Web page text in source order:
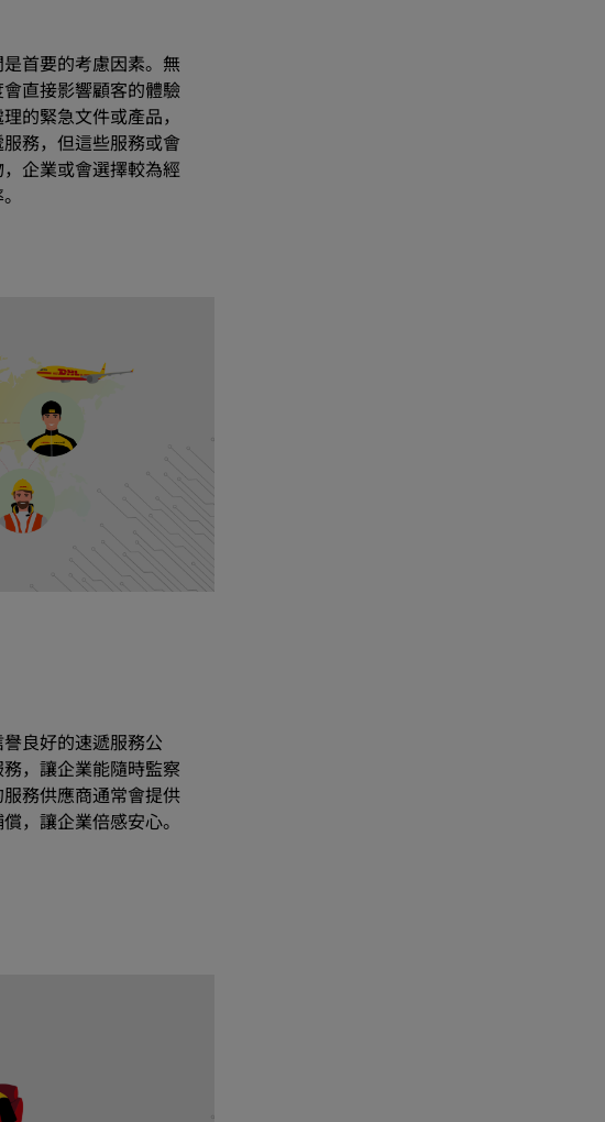
首要的考慮因素。無
直接影響顧客的體驗
的緊急文件或產品，
務，但這些服務或會
企業或會選擇較為經
良好的速遞服務公
，讓企業能隨時監察
務供應商通常會提供
，讓企業倍感安心。